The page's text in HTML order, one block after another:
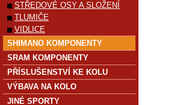
STŘEDOVÉ OSY A SLOŽENÍ
TLUMIČE
VIDLICE
SHIMANO KOMPONENTY
SRAM KOMPONENTY
PŘÍSLUŠENSTVÍ KE KOLU
VÝBAVA NA KOLO
JINÉ SPORTY